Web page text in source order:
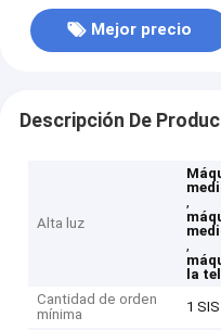
Mejor precio
Descripción De
Alta luz
,
,
la
Cantidad de orden
mínima
1